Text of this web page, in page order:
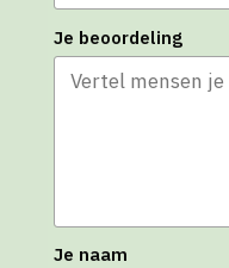
Je beoordeling
Je naam